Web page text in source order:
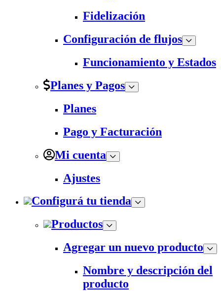
Fidelización
Configuración de flujos
Funcionamiento y Estados
Planes y Pagos
Planes
Pago y Facturación
Mi cuenta
Ajustes
Configurá tu tienda
Productos
Agregar un nuevo producto
Nombre y descripción del
producto